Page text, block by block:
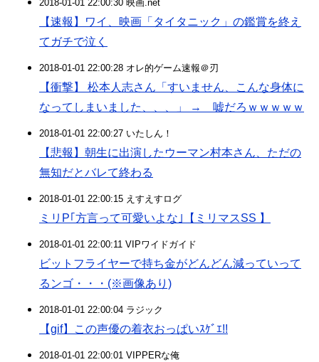
2018-01-01 22:00:30 映画.net
【速報】ワイ、映画「タイタニック」の鑑賞を終え
てガチで泣く
2018-01-01 22:00:28 オレ的ゲーム速報＠刃
【衝撃】 松本人志さん「すいません、こんな身体に
なってしまいました、、、」 → 嘘だろｗｗｗｗｗ
2018-01-01 22:00:27 いたしん！
【悲報】朝生に出演したウーマン村本さん、ただの
無知だとバレて終わる
2018-01-01 22:00:15 えすえすログ
ミリP｢方言って可愛いよな｣【ミリマスSS 】
2018-01-01 22:00:11 VIPワイドガイド
ビットフライヤーで持ち金がどんどん減っていって
るンゴ・・・(※画像あり)
2018-01-01 22:00:04 ラジック
【gif】この声優の着衣おっぱいｽｹﾞｴ!!
2018-01-01 22:00:01 VIPPERな俺